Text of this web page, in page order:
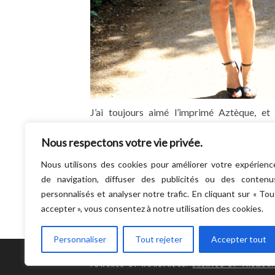
Nous respectons votre vie privée.
Nous utilisons des cookies pour améliorer votre
de navigation, diffuser des publicités ou des
personnalisés et analyser notre trafic. En cliquant sur «
accepter », vous consentez à notre utilisation des cookies.
Personnaliser Tout rejeter Accepter tout
J’ai toujours aimé l’imprimé Aztèque, et
fleurir un peu partout ! Cette jolie petite
LIRE LA SUITE
POWERED BY WORDPRESS.CREATED BY